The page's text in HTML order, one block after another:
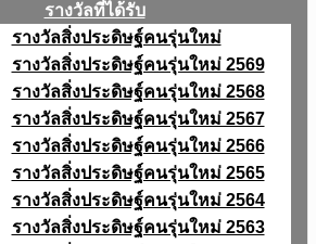
รางวัลที่ได้รับ
รางวัลสิ่งประดิษฐ์คนรุ่นใหม่
รางวัลสิ่งประดิษฐ์คนรุ่นใหม่ 2569
รางวัลสิ่งประดิษฐ์คนรุ่นใหม่ 2568
รางวัลสิ่งประดิษฐ์คนรุ่นใหม่ 2567
รางวัลสิ่งประดิษฐ์คนรุ่นใหม่ 2566
รางวัลสิ่งประดิษฐ์คนรุ่นใหม่ 2565
รางวัลสิ่งประดิษฐ์คนรุ่นใหม่ 2564
รางวัลสิ่งประดิษฐ์คนรุ่นใหม่ 2563